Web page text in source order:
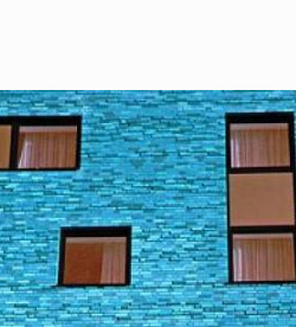
Scienze storiche,
umanistiche, Religione
FILODIRITTO REDAZIONE